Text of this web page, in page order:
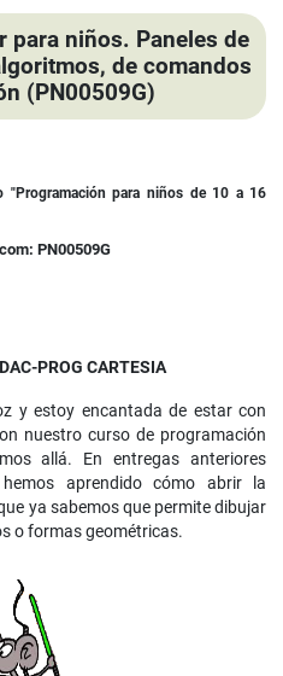
para niños. Paneles de
de comandos
(PN00509G)
"Programación para niños de 10 a 16
PN00509G
PROG CARTESIA
y estoy encantada de estar con
nuestro curso de programación
allá. En entregas anteriores
aprendido cómo abrir la
ya sabemos que permite dibujar
o formas geométricas.